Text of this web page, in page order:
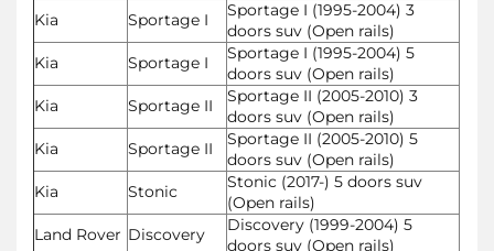
Kia
Sportage I
Sportage I (1995-2004) 3
doors suv (Open rails)
Kia
Sportage I
Sportage I (1995-2004) 5
doors suv (Open rails)
Kia
Sportage II
Sportage II (2005-2010) 3
doors suv (Open rails)
Kia
Sportage II
Sportage II (2005-2010) 5
doors suv (Open rails)
Kia
Stonic
Stonic (2017-) 5 doors suv
(Open rails)
Land Rover Discovery
Discovery (1999-2004) 5
doors suv (Open rails)